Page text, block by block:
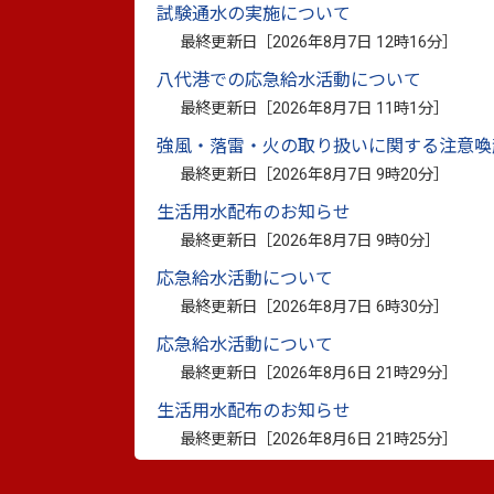
試験通水の実施について
最終更新日［2026年8月7日 12時16分
八代港での応急給水活動について
最終更新日［2026年8月7日 11時1分
強風・落雷・火の取り扱いに関する注意
最終更新日［2026年8月7日 9時20分
生活用水配布のお知らせ
最終更新日［2026年8月7日 9時0分
応急給水活動について
最終更新日［2026年8月7日 6時30分
応急給水活動について
最終更新日［2026年8月6日 21時29分
生活用水配布のお知らせ
最終更新日［2026年8月6日 21時25分
行為をいいます。
例えば、
・障がいがあることを理由に、スポーツ
・障がいがあることを理由に、アパート
・車いすを利用していることを理由に、
などです。
（2）合理的配慮の不提供
障がいのある方から何らかの配慮を求め
会的障壁」（障がいのある方にとって、日
観念など）を取り除くために必要で合理
とをいいます。こうした配慮を行わないこ
例えば、
・聴覚障がいがあることを伝えたのに、